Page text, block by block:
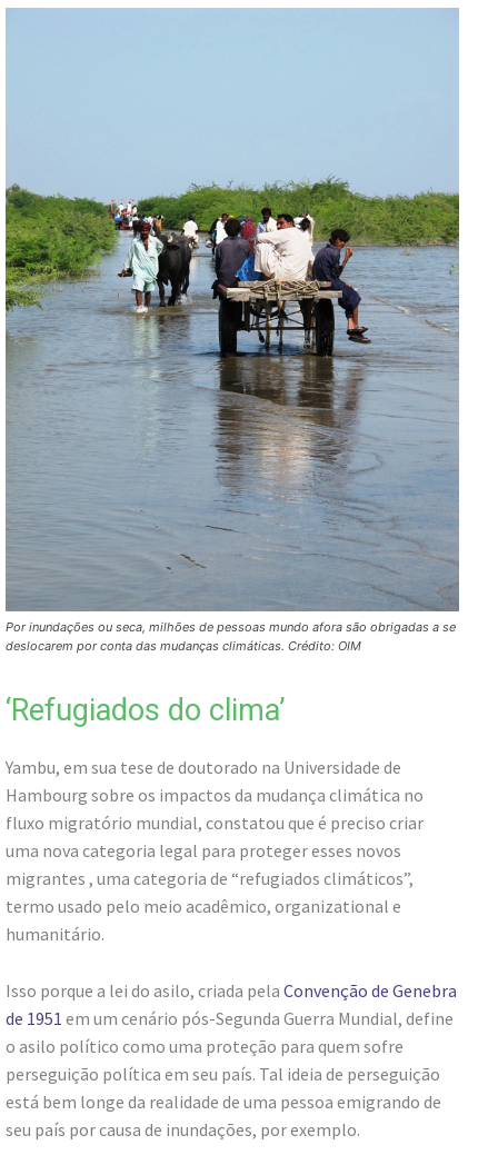
Por inundações ou seca, milhões de pessoas mundo afora são obrigadas a se
deslocarem por conta das mudanças climáticas. Crédito: OIM
‘Refugiados do clima’
Yambu, em sua tese de doutorado na Universidade de
Hambourg sobre os impactos da mudança climática no
fluxo migratório mundial, constatou que é preciso criar
uma nova categoria legal para proteger esses novos
migrantes , uma categoria de “refugiados climáticos”,
termo usado pelo meio acadêmico, organizational e
humanitário.
Isso porque a lei do asilo, criada pela Convenção de Genebra
de 1951 em um cenário pós-Segunda Guerra Mundial, define
o asilo político como uma proteção para quem sofre
perseguição política em seu país. Tal ideia de perseguição
está bem longe da realidade de uma pessoa emigrando de
seu país por causa de inundações, por exemplo.